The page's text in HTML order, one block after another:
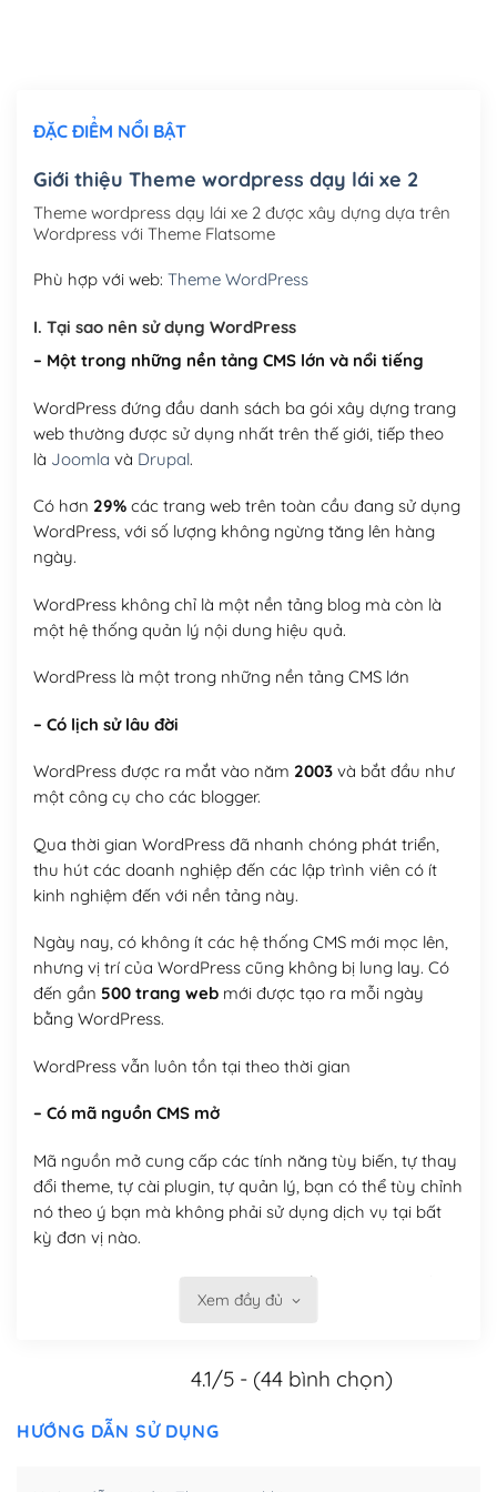
Mua thêm Host + Tên miền
Tên miền quốc tế .com .net .org (1 năm)
Tên miền Việt Nam .vn (1 năm) (+550,000₫)
Hosting 5GB SSD (1 năm)
ĐẶC ĐIỂM NỔI BẬT
Giới thiệu Theme wordpress dạy lái xe 2
Theme wordpress dạy lái xe 2 được xây dựng dựa trên
Wordpress với Theme Flatsome
Phù hợp với web: Theme WordPress
I. Tại sao nên sử dụng WordPress
– Một trong những nền tảng CMS lớn và nổi tiếng
WordPress đứng đầu danh sách ba gói xây dựng trang
web thường được sử dụng nhất trên thế giới, tiếp theo
là Joomla và Drupal.
Có hơn 29%các trang web trên toàn cầu đang sử dụng
WordPress, với số lượng không ngừng tăng lên hàng
ngày.
WordPress không chỉ là một nền tảng blog mà còn là
một hệ thống quản lý nội dung hiệu quả.
WordPress là một trong những nền tảng CMS lớn
– Có lịch sử lâu đời
WordPress được ra mắt vào năm 2003và bắt đầu như
một công cụ cho các blogger.
Qua thời gian WordPress đã nhanh chóng phát triển,
thu hút các doanh nghiệp đến các lập trình viên có ít
kinh nghiệm đến với nền tảng này.
Ngày nay, có không ít các hệ thống CMS mới mọc lên,
nhưng vị trí của WordPress cũng không bị lung lay. Có
đến gần 500 trang webmới được tạo ra mỗi ngày
bằng WordPress.
WordPress vẫn luôn tồn tại theo thời gian
– Có mã nguồn CMS mở
Mã nguồn mở cung cấp các tính năng tùy biến, tự thay
đổi theme, tự cài plugin, tự quản lý, bạn có thể tùy chỉnh
nó theo ý bạn mà không phải sử dụng dịch vụ tại bất
kỳ đơn vị nào.
Xem đầy đủ
4.1/5 - (44 bình chọn)
HƯỚNG DẪN SỬ DỤNG